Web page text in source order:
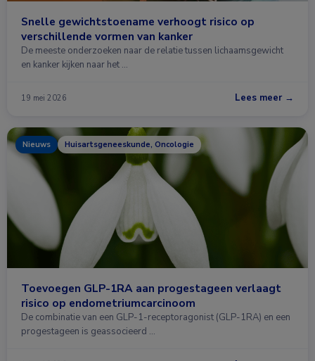
Snelle gewichtstoename verhoogt risico op
verschillende vormen van kanker
De meeste onderzoeken naar de relatie tussen lichaamsgewicht
en kanker kijken naar het …
19 mei 2026 Lees meer →
Nieuws Huisartsgeneeskunde, Oncologie
Toevoegen GLP-1RA aan progestageen verlaagt
risico op endometriumcarcinoom
De combinatie van een GLP-1-receptoragonist (GLP-1RA) en een
progestageen is geassocieerd …